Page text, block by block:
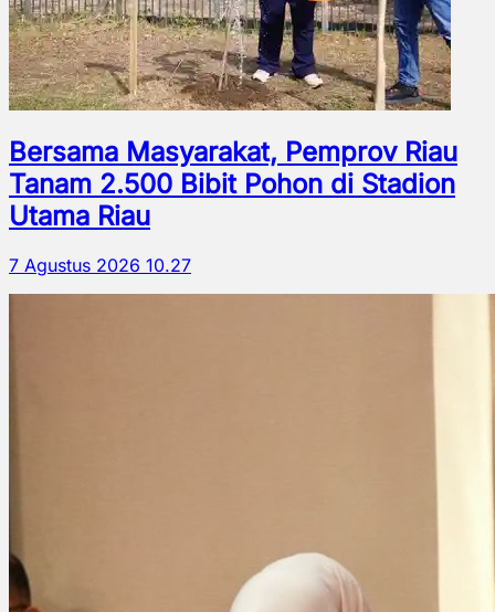
Bersama Masyarakat, Pemprov Riau
Tanam 2.500 Bibit Pohon di Stadion
Utama Riau
7 Agustus 2026 10.27